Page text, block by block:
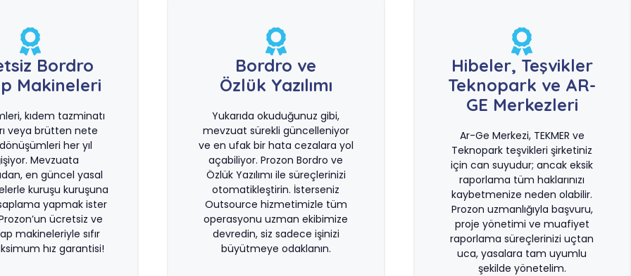
Bordro
Makineleri
kıdem tazminatı
veya brütten nete
her yıl
Mevzuata
en güncel yasal
kuruşu kuruşuna
yapmak ister
ücretsiz ve
makineleriyle sıfır
hız garantisi!
Bordro ve
Özlük Yazılımı
Yukarıda okuduğunuz gibi,
mevzuat sürekli güncelleniyor
ve en ufak bir hata cezalara yol
açabiliyor. Prozon Bordro ve
Özlük Yazılımı ile süreçlerinizi
otomatikleştirin. İsterseniz
Outsource hizmetimizle tüm
operasyonu uzman ekibimize
devredin, siz sadece işinizi
büyütmeye odaklanın.
Hibeler, Teşvikler
Teknopark ve AR-
GE Merkezleri
Ar-Ge Merkezi, TEKMER ve
Teknopark teşvikleri şirketiniz
için can suyudur; ancak eksik
raporlama tüm haklarınızı
kaybetmenize neden olabilir.
Prozon uzmanlığıyla başvuru,
proje yönetimi ve muafiyet
raporlama süreçlerinizi uçtan
uca, yasalara tam uyumlu
şekilde yönetelim.